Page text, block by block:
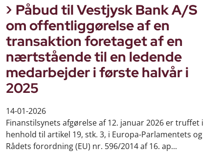
Påbud til Vestjysk Bank A/S
om offentliggørelse af en
transaktion foretaget af en
nærtstående til en ledende
medarbejder i første halvår i
2025
14-01-2026
Finanstilsynets afgørelse af 12. januar 2026 er truffet i
henhold til artikel 19, stk. 3, i Europa-Parlamentets og
Rådets forordning (EU) nr. 596/2014 af 16. ap...